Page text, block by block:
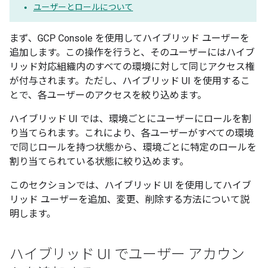
ユーザーとロールについて
まず、GCP Console を使用してハイブリッド ユーザーを
追加します。この操作を行うと、そのユーザーにはハイブ
リッド対応組織内のすべての環境に対して同じアクセス権
が付与されます。ただし、ハイブリッド UI を使用するこ
とで、各ユーザーのアクセスを絞り込めます。
ハイブリッド UI では、環境ごとにユーザーにロールを割
り当てられます。これにより、各ユーザーがすべての環境
で同じロールを持つ状態から、環境ごとに特定のロールを
割り当てられている状態に絞り込めます。
このセクションでは、ハイブリッド UI を使用してハイブ
リッド ユーザーを追加、変更、削除する方法について説
明します。
ハイブリッド UI でユーザー アカウン